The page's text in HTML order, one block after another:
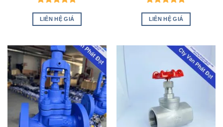
Được xếp
hạng55
sao
LIÊN HỆ GIÁ
Được xếp
hạng55
sao
LIÊN HỆ GIÁ